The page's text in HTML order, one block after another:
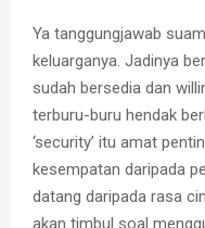
Ya tanggungjawab
keluarganya. Jadinya
sudah bersedia dan
terburu-buru hendak
‘security’ itu amat
kesempatan daripada
datang daripada rasa
akan timbul soal